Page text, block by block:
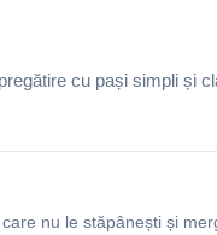
cu pași simpli și
nu le stăpânești și